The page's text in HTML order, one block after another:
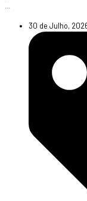
30 de Julho,